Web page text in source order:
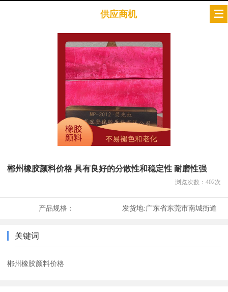
供应商机
郴州橡胶颜料价格 具有良好的分散性和稳定性 耐磨性强
浏览次数： 402次
产品规格： 发货地:广东省东莞市南城街道
关键词
郴州橡胶颜料价格